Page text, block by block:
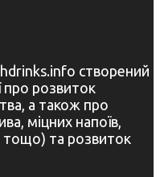
створений
про розвиток
а також про
міцних напоїв,
тощо) та розвиток